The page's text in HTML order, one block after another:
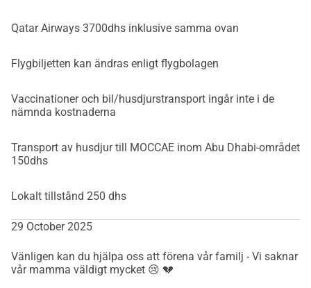
Qatar Airways 3700dhs inklusive samma ovan
Flygbiljetten kan ändras enligt flygbolagen
Vaccinationer och bil/husdjurstransport ingår inte i de
nämnda kostnaderna
Transport av husdjur till MOCCAE inom Abu Dhabi-området
150dhs
Lokalt tillstånd 250 dhs
29 October 2025
Vänligen kan du hjälpa oss att förena vår familj - Vi saknar
vår mamma väldigt mycket 😢 💔